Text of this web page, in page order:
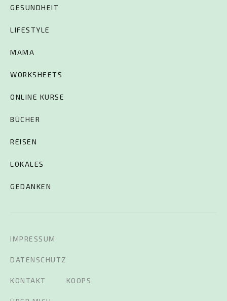
GESUNDHEIT
LIFESTYLE
MAMA
WORKSHEETS
ONLINE KURSE
BÜCHER
REISEN
LOKALES
GEDANKEN
IMPRESSUM
DATENSCHUTZ
KONTAKT KOOPS